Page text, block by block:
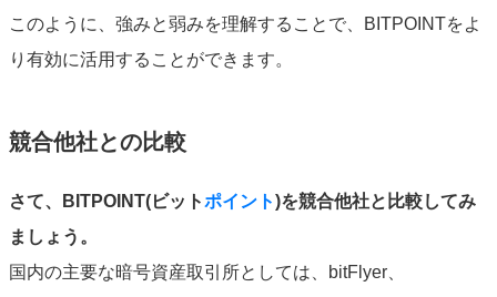
このように、強みと弱みを理解することで、BITPOINTをよ
り有効に活用することができます。
競合他社との比較
さて、BITPOINT(ビットポイント)を競合他社と比較してみ
ましょう。
国内の主要な暗号資産取引所としては、bitFlyer、